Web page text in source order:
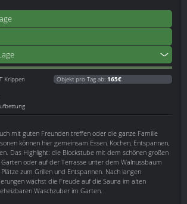
Krippen
Objekt pro Tag ab: 165€
mit guten Freunden treffen oder die ganze Familie
können hier gemeinsam Essen, Kochen, Entspannen,
Das Highlight: die Blockstube mit dem schönen großen
Garten oder auf der Terrasse unter dem Walnussbaum
zum Grillen und Entspannen. Nach langen
wächst die Freude auf die Sauna im alten
Waschzuber im Garten.